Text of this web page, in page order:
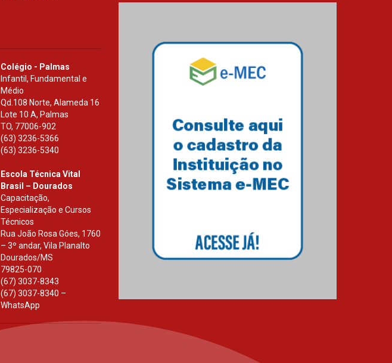
Colégio - Palmas
Infantil, Fundamental e
Médio
Qd.108 Norte, Alameda 16
Lote 10 A, Palmas
TO, 77006-902
(63) 3236-5366
(63) 3236-5340
Escola Técnica Vital
Brasil – Dourados
Capacitação,
Especialização e Cursos
Técnicos
Rua João Rosa Góes, 1760
– 3º andar, Vila Planalto
Dourados/MS
79825-070
(67) 3037-8343
(67) 3037-8340 –
WhatsApp